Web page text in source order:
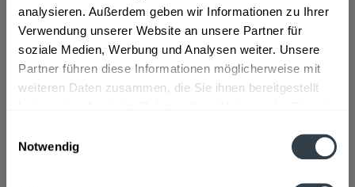
analysieren. Außerdem geben wir Informationen zu Ihrer
Verwendung unserer Website an unsere Partner für
soziale Medien, Werbung und Analysen weiter. Unsere
Partner führen diese Informationen möglicherweise mit
weiteren Daten zusammen, die Sie ihnen bereitgestellt
Notwendig
In den Warenkorb
Artikel-Nr.:
15398
Verfügbar in:
mehr